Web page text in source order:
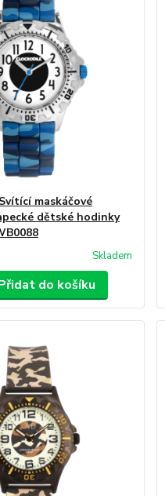
maskáčové
dětské hodinky
Skladem
do košíku